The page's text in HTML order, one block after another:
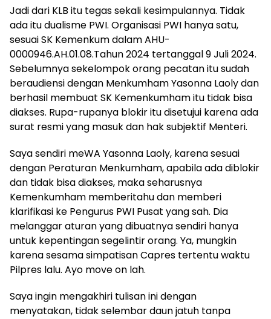
Jadi dari KLB itu tegas sekali kesimpulannya. Tidak
ada itu dualisme PWI. Organisasi PWI hanya satu,
sesuai SK Kemenkum dalam AHU-
0000946.AH.01.08.Tahun 2024 tertanggal 9 Juli 2024.
Sebelumnya sekelompok orang pecatan itu sudah
beraudiensi dengan Menkumham Yasonna Laoly dan
berhasil membuat SK Kemenkumham itu tidak bisa
diakses. Rupa-rupanya blokir itu disetujui karena ada
surat resmi yang masuk dan hak subjektif Menteri.
Saya sendiri meWA Yasonna Laoly, karena sesuai
dengan Peraturan Menkumham, apabila ada diblokir
dan tidak bisa diakses, maka seharusnya
Kemenkumham memberitahu dan memberi
klarifikasi ke Pengurus PWI Pusat yang sah. Dia
melanggar aturan yang dibuatnya sendiri hanya
untuk kepentingan segelintir orang. Ya, mungkin
karena sesama simpatisan Capres tertentu waktu
Pilpres lalu. Ayo move on lah.
Saya ingin mengakhiri tulisan ini dengan
menyatakan, tidak selembar daun jatuh tanpa